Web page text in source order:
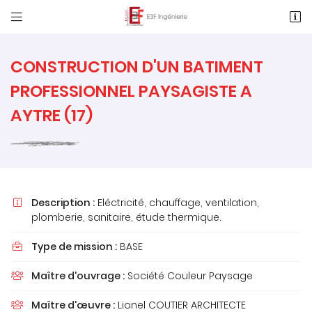
 
1 Rue des Métiers, Le Clos de l'Ormeau
05 49 62 02 02
Adresse email de réception
Recopier le code ci-contre
Rafraîchir le captcha
CONSTRUCTION D'UN BATIMENT
PROFESSIONNEL PAYSAGISTE A
AYTRE (17)
 Description : Eléctricité, chauffage, ventilation,
plomberie, sanitaire, étude thermique.
 Type de mission : BASE
 Maître d'ouvrage : Société Couleur Paysage
 Maître d'œuvre : Lionel COUTIER ARCHITECTE